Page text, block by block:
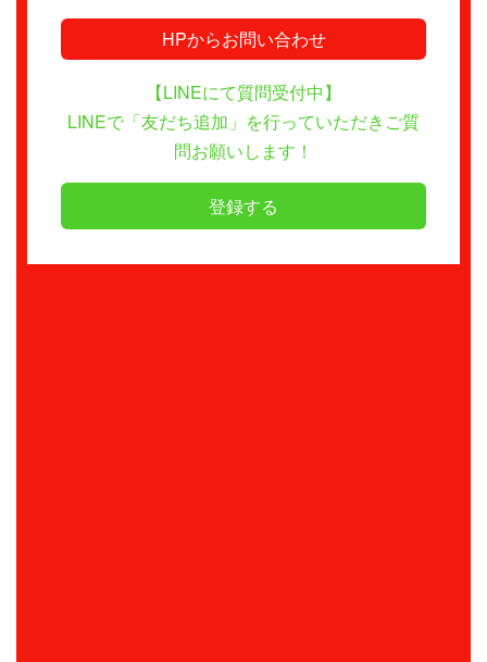
HPからお問い合わせ
【LINEにて質問受付中】
LINEで「友だち追加」を行っていただきご質
問お願いします！
登録する